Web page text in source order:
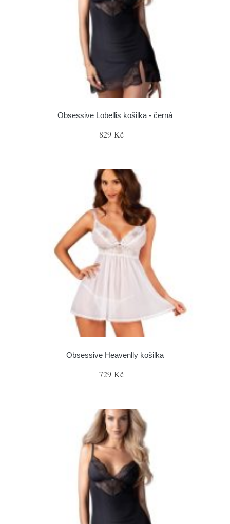
Obsessive Lobellis košilka - černá
829 Kč
Obsessive Heavenlly košilka
729 Kč